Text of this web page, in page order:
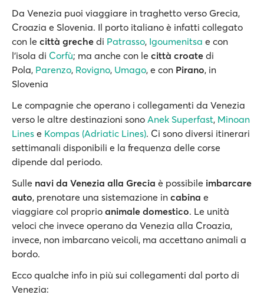
Da Venezia puoi viaggiare in traghetto verso Grecia,
Croazia e Slovenia. Il porto italiano è infatti collegato
con le città greche di Patrasso, Igoumenitsa e con
l’isola di Corfù; ma anche con le città croate di
Pola, Parenzo, Rovigno, Umago, e con Pirano, in
Slovenia
Le compagnie che operano i collegamenti da Venezia
verso le altre destinazioni sono Anek Superfast, Minoan
Lines e Kompas (Adriatic Lines). Ci sono diversi itinerari
settimanali disponibili e la frequenza delle corse
dipende dal periodo.
Sulle navi da Venezia alla Grecia è possibile imbarcare
auto, prenotare una sistemazione in cabina e
viaggiare col proprio animale domestico. Le unità
veloci che invece operano da Venezia alla Croazia,
invece, non imbarcano veicoli, ma accettano animali a
bordo.
Ecco qualche info in più sui collegamenti dal porto di
Venezia: